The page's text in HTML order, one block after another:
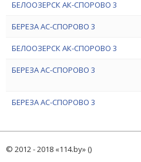
БЕЛООЗЕРСК АК-СПОРОВО 3
БЕРЕЗА АС-СПОРОВО 3
БЕЛООЗЕРСК АК-СПОРОВО 3
БЕРЕЗА АС-СПОРОВО 3
БЕРЕЗА АС-СПОРОВО 3
© 2012 - 2018 «114.by» ()